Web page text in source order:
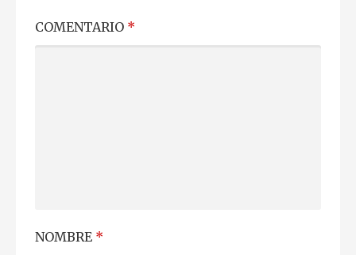
COMENTARIO *
NOMBRE *